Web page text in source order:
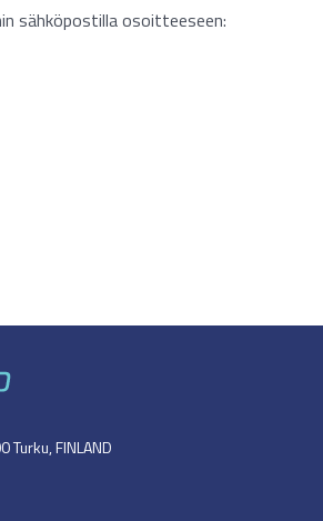
sähköpostilla osoitteeseen:
Turku, FINLAND